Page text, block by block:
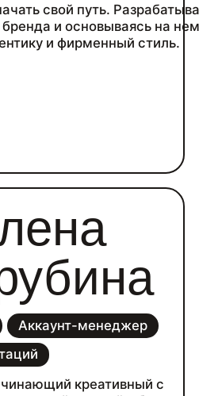
свой путь.
и основываясь на
и фирменный стиль.
Аккаунт-менеджер
креативный с